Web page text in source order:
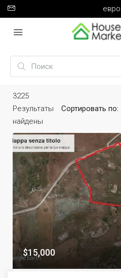
евро
3225
Результаты
найдены
Сортировать по:
$15,000